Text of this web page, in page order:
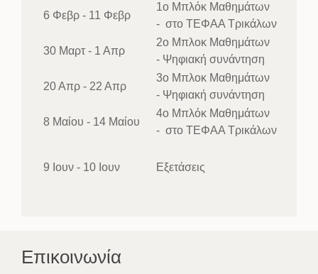
6 Φεβρ - 11 Φεβρ
1ο Μπλόκ Μαθημάτων
- στο ΤΕΦΑΑ Τρικάλων
30 Μαρτ - 1 Απρ
2ο Μπλοκ Μαθημάτων
- Ψηφιακή συνάντηση
20 Απρ - 22 Απρ
3ο Μπλοκ Μαθημάτων
- Ψηφιακή συνάντηση
8 Μαίου - 14 Μαίου
4ο Μπλόκ Μαθημάτων
- στο ΤΕΦΑΑ Τρικάλων
9 Ιουν - 10 Ιουν Εξετάσεις
Επικοινωνία